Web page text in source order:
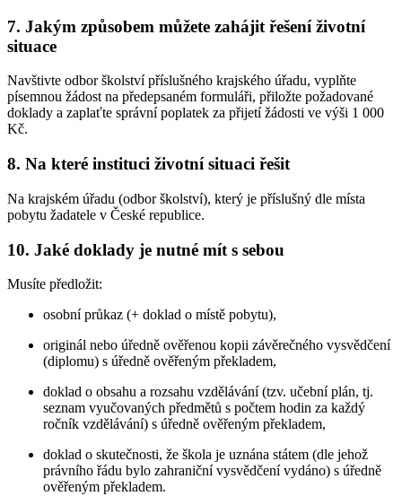
7. Jakým způsobem můžete zahájit řešení životní
situace
Navštivte odbor školství příslušného krajského úřadu, vyplňte
písemnou žádost na předepsaném formuláři, přiložte požadované
doklady a zaplaťte správní poplatek za přijetí žádosti ve výši 1 000
Kč.
8. Na které instituci životní situaci řešit
Na krajském úřadu (odbor školství), který je příslušný dle místa
pobytu žadatele v České republice.
10. Jaké doklady je nutné mít s sebou
Musíte předložit:
osobní průkaz (+ doklad o místě pobytu),
originál nebo úředně ověřenou kopii závěrečného vysvědčení
(diplomu) s úředně ověřeným překladem,
doklad o obsahu a rozsahu vzdělávání (tzv. učební plán, tj.
seznam vyučovaných předmětů s počtem hodin za každý
ročník vzdělávání) s úředně ověřeným překladem,
doklad o skutečnosti, že škola je uznána státem (dle jehož
právního řádu bylo zahraniční vysvědčení vydáno) s úředně
ověřeným překladem.